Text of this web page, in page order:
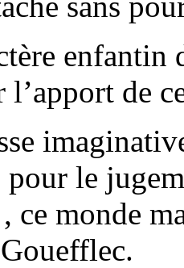
enfantin
l’apport de
le
ce monde